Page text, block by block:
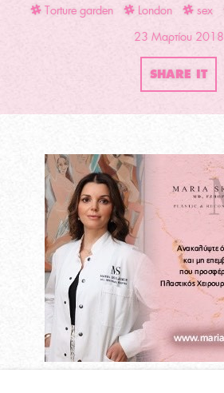
Torture garden London sex
23 Μαρτίου 2018
SHARE IT